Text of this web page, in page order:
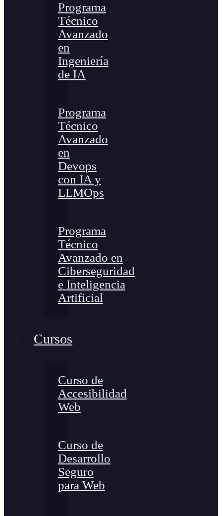
Programa
Técnico
Avanzado
en
Ingeniería
de IA
Programa
Técnico
Avanzado
en
Devops
con IA y
LLMOps
Programa
Técnico
Avanzado en
Ciberseguridad
e Inteligencia
Artificial
Cursos
Curso de
Accesibilidad
Web
Curso de
Desarrollo
Seguro
para Web